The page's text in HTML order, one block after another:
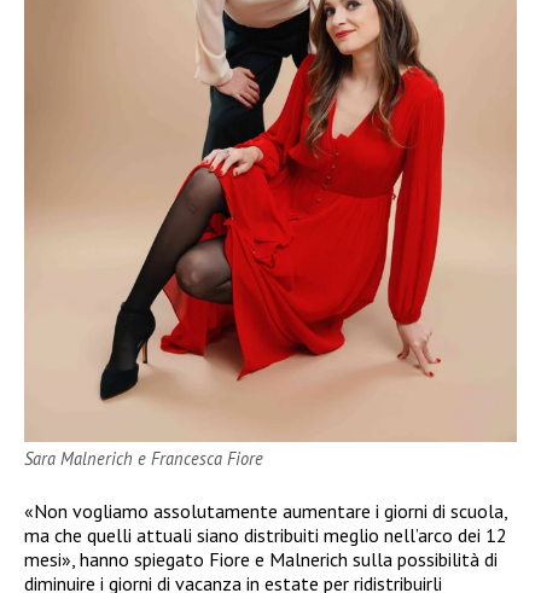
Sara Malnerich e Francesca Fiore
«Non vogliamo assolutamente aumentare i giorni di scuola,
ma che quelli attuali siano distribuiti meglio nell’arco dei 12
mesi», hanno spiegato Fiore e Malnerich sulla possibilità di
diminuire i giorni di vacanza in estate per ridistribuirli